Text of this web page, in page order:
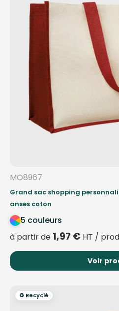
MO8967
Grand sac shopping
anses coton
5 couleurs
à partir de 1,97 € HT /
Voir
♻️ Recyclé